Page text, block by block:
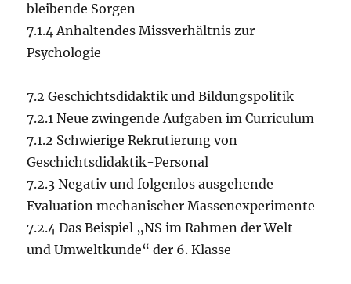
bleibende Sorgen
7.1.4 Anhaltendes Missverhältnis zur
Psychologie
7.2 Geschichtsdidaktik und Bildungspolitik
7.2.1 Neue zwingende Aufgaben im Curriculum
7.1.2 Schwierige Rekrutierung von
Geschichtsdidaktik-Personal
7.2.3 Negativ und folgenlos ausgehende
Evaluation mechanischer Massenexperimente
7.2.4 Das Beispiel „NS im Rahmen der Welt-
und Umweltkunde“ der 6. Klasse